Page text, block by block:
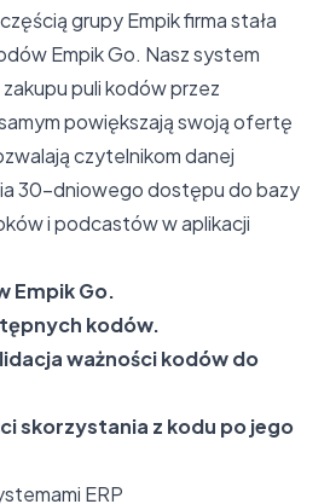
grupy Empik firma stała
Empik Go. Nasz system
puli kodów przez
powiększają swoją ofertę
czytelnikom danej
30-dniowego dostępu do bazy
i podcastów w aplikacji
Empik Go.
kodów.
ważności kodów do
skorzystania z kodu po jego
ERP